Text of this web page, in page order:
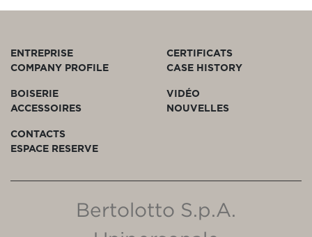
ENTREPRISE
COMPANY PROFILE
CERTIFICATS
CASE HISTORY
BOISERIE
ACCESSOIRES
VIDÉO
NOUVELLES
CONTACTS
ESPACE RESERVE
Bertolotto S.p.A.